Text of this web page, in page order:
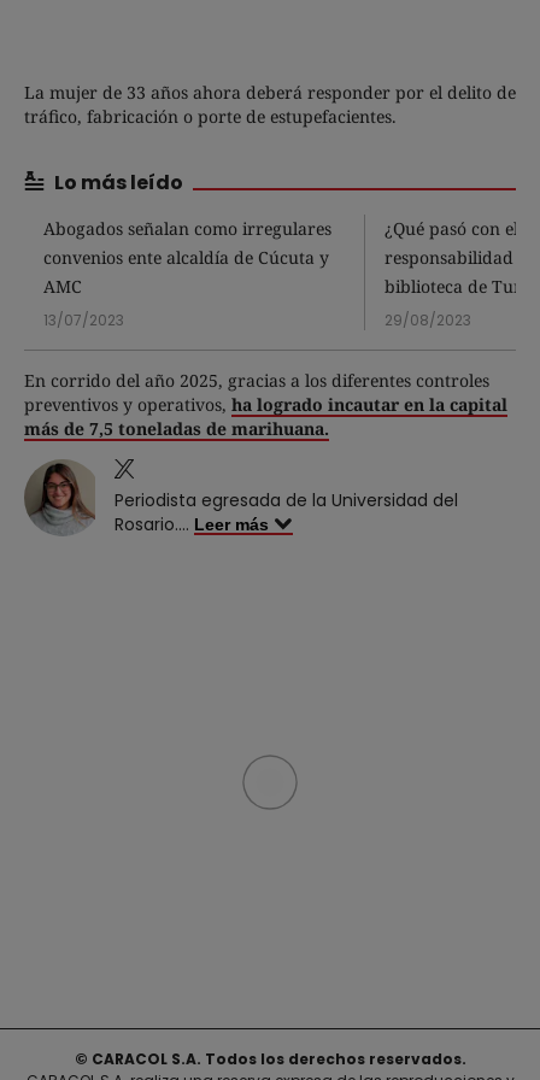
La mujer de 33 años ahora deberá responder por el delito de
tráfico, fabricación o porte de estupefacientes.
Lo más leído
Abogados señalan como irregulares
convenios ente alcaldía de Cúcuta y
AMC
13/07/2023
¿Qué pasó con el
responsabilidad
biblioteca de
29/08/2023
En corrido del año 2025, gracias a los diferentes controles
preventivos y operativos, ha logrado incautar en la capital
más de 7,5 toneladas de marihuana.
Periodista egresada de la Universidad del
Rosario.... Leer más
© CARACOL S.A. Todos los derechos reservados.